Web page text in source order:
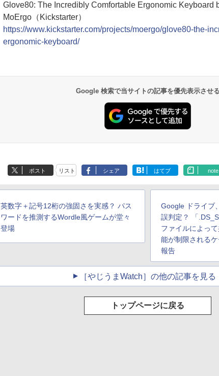
Glove80: The Incredibly Comfortable Ergonomic Keyboard
MoErgo（Kickstarter）
https://www.kickstarter.com/projects/moergo/glove80-the-
ergonomic-keyboard/
Google 検索で当サイトの記事を優先表示させる
ポスト リスト シェア はてブ note
英数字＋記号12桁の強固さを実感？ パス
ワードを推測するWordle風ゲームが堂々
登場
Google ドライブ
誤判定？ 「
ファイルによっ
能が制限される
報告
［やじうまWatch］の他の記事を見る
トップページに戻る